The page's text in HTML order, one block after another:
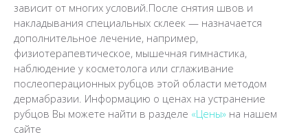
зависит от многих условий.После снятия швов и
накладывания специальных склеек — назначается
дополнительное лечение, например,
физиотерапевтическое, мышечная гимнастика,
наблюдение у косметолога или сглаживание
послеоперационных рубцов этой области методом
дермабразии. Информацию о ценах на устранение
рубцов Вы можете найти в разделе «Цены» на нашем
сайте